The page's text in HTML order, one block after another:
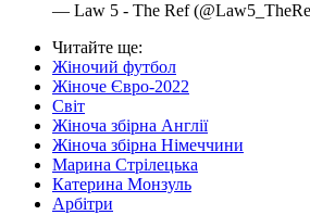
— Law 5 - The Ref
Читайте ще:
Жіночий футбол
Жіноче Євро-2022
Світ
Жіноча збірна Англії
Жіноча збірна Німеччини
Марина Стрілецька
Катерина Монзуль
Арбітри